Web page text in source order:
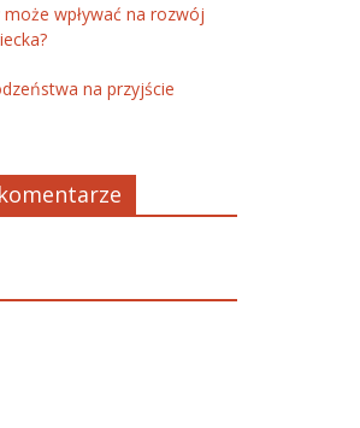
wpływać na rozwój
na przyjście